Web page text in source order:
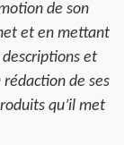
de son
et en mettant
et
de ses
qu’il met